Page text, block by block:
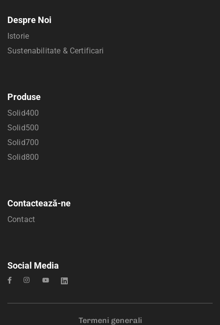
Despre Noi
Istorie
Sustenabilitate & Certificari
Produse
Solid400
Solid500
Solid700
Solid800
Contactează-ne
Contact
Social Media
Termeni generali